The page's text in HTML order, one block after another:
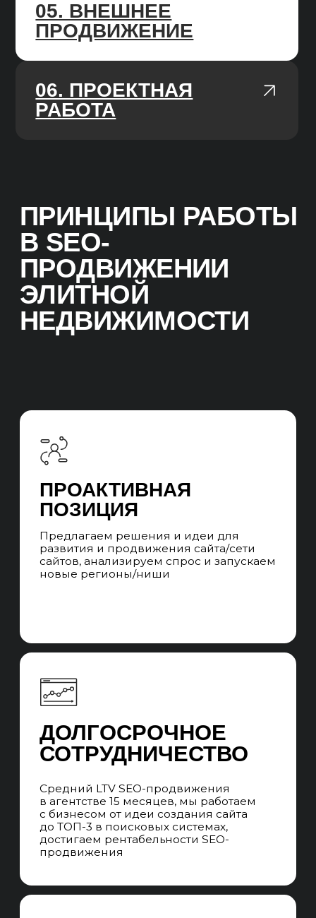
Система стандартизации качества
и квалификации SEO-специалистов и SEO-
менеджеров. Ротация без потери качества
Во время сотрудничества вы
который говорит с вами на языке бизнеса,
превращает цели в задачи, которые выполняет
команда специалистов и контролирует сроки
выполнения. Забираем работу всех
подрядчиков, которые нужны для SEO-
продвижения.
КОМАНДА
ЧАСТЫЕ ВОПРОСЫ